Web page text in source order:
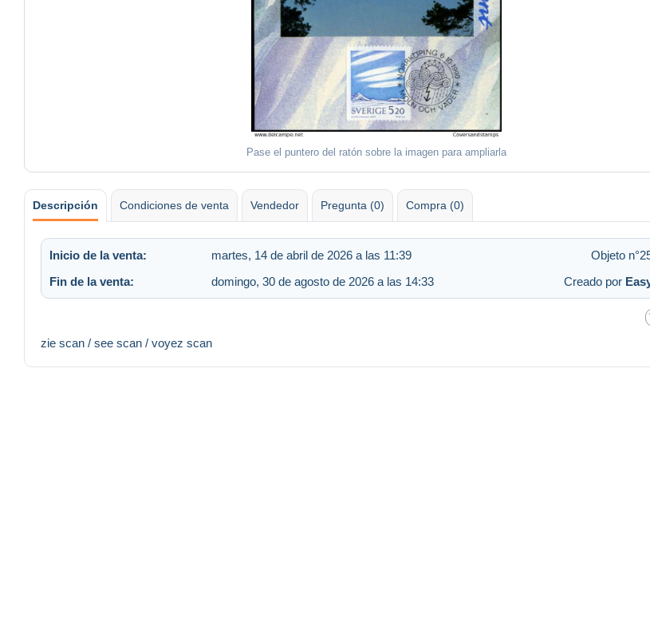
Pase el puntero del ratón sobre la imagen para ampliarla
Descripción Condiciones de venta Vendedor Pregunta (0) Compra (0)
Inicio de la venta: martes, 14 de abril de 2026 a las 11:39
Objeto
Fin de la venta:
domingo, 30 de agosto de 2026 a las 14:33 Creado por
zie scan / see scan / voyez scan